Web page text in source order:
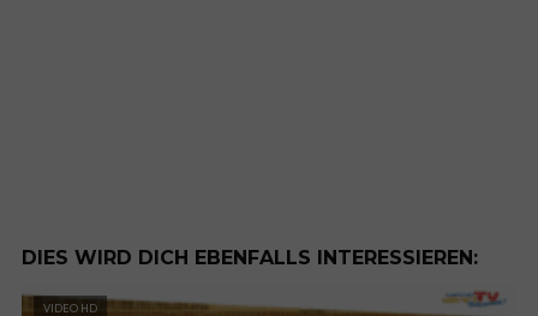
DIES WIRD DICH EBENFALLS INTERESSIEREN:
VIDEO HD